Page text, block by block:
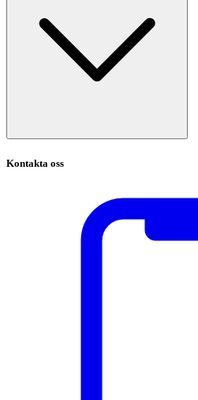
Kontakta oss